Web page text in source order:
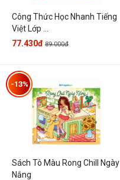
Công Thức Học Nhanh Tiếng
Việt Lớp ...
77.430đ 89.000đ
Sách Tô Màu Rong Chill Ngày
Nắng
-13%